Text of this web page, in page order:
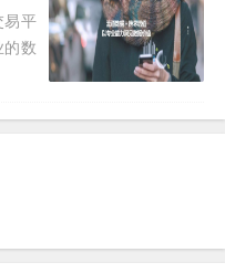
易平
的数
准